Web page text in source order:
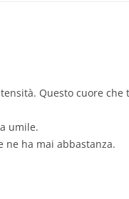
Questo cuore che
umile.
ne ha mai abbastanza.